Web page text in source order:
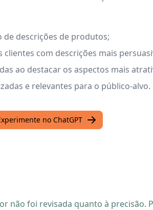
de descrições de produtos;
com descrições mais
ao destacar os aspectos mais
e relevantes para o público-alvo.
no ChatGPT
não foi revisada quanto à